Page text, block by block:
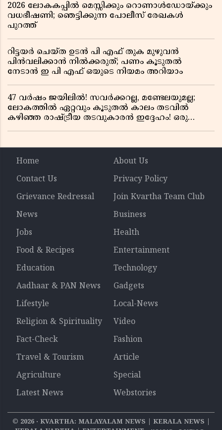
2026 ലോകകപ്പിൽ മെസ്സിക്കും റൊണാൾഡോയ്ക്കും
വധഭീഷണി; ഞെട്ടിക്കുന്ന പോലീസ് രേഖകൾ
പുറത്ത്
റിട്ടയർ ചെയ്ത ഉടൻ പി എഫ് തുക മുഴുവൻ
പിൻവലിക്കാൻ നിൽക്കരുത്; പണം കൂടുതൽ
നേടാൻ ഇ പി എഫ് ഒയുടെ നിയമം അറിയാം
47 വർഷം ജയിലിൽ! സവർക്കറല്ല, മണ്ടേലയുമല്ല;
ലോകത്തിൽ ഏറ്റവും കൂടുതൽ കാലം തടവിൽ
കഴിഞ്ഞ രാഷ്ട്രീയ തടവുകാരൻ ഇദ്ദേഹം! ഒരു
Home
About Us
Contact Us
Privacy Policy
Grievance Redressal
Join Kvartha Team Club
News
Business
Jobs
Health
Food & Recipes
Entertainment
Education
Technology
Aadhaar & PAN News
Gadgets
Lifestyle
Local-News
Religion & Spirituality
Video
Fact-Check
Fashion
Travel & Tourism
Article
Agriculture
Special
Latest News
Webstories
© 2026‧ KVARTHA: MALAYALAM NEWS | KERALA NEWS |